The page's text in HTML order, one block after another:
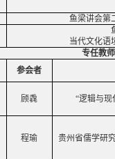
鱼梁讲会第
当代文化语
专任教
参会者
顾毳
“逻辑与现
程瑜
贵州省儒学研